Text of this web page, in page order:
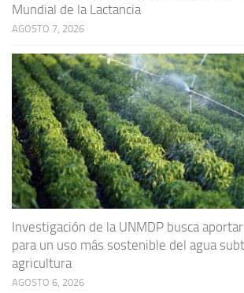
Mundial de la Lactancia
AGOSTO 7, 2026
Investigación de la UNMDP busca
para un uso más sostenible del agua
agricultura
AGOSTO 6, 2026